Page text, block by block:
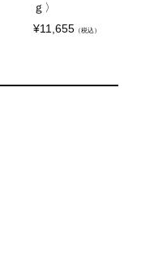
ｇ〉
¥11,655（税込）